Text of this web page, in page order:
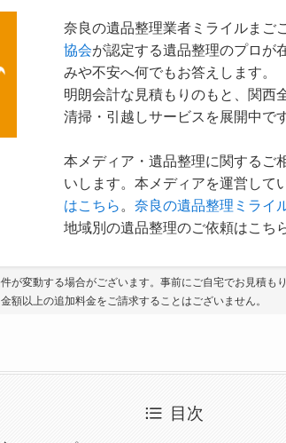
奈良の遺品整理業者ミライルまご
協会が認定する遺品整理のプロが
みや不安へ何でもお答えします。
明朗会計な見積もりのもと、関西
清掃・引越しサービスを展開中です
本メディア・遺品整理に関するご
いします。本メディアを運営して
はこちら。奈良の遺品整理ミライ
地域別の遺品整理のご依頼はこち
が変動する場合がございます。事前にご自宅でお見積も
額以上の追加料金をご請求することはございません。
目次